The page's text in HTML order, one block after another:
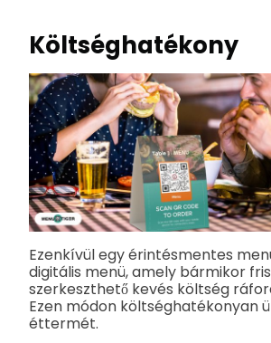
Költséghatékony
Ezenkívül egy érintésmentes
digitális menü, amely bármikor
szerkeszthető kevés költség
Ezen módon költséghatékonyan
éttermét.